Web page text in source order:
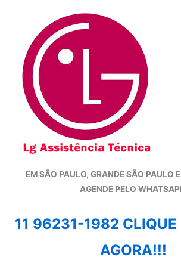
conteúdo
EM SÃO PAULO, GRANDE SÃO PAULO
AGENDE PELO
11 96231-1982 CLIQUE
AGORA!!!